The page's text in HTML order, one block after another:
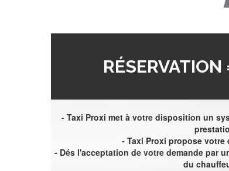
RÉSERVATION
- Taxi Proxi met à votre disposition un
- Taxi Proxi propose
- Dés l'acceptation de votre demande par
du